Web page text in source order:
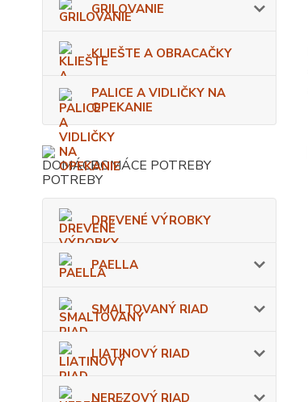
GRILOVANIE
KLIEŠTE A OBRACAČKY
PALICE A VIDLIČKY NA
OPEKANIE
DOMÁCE POTREBY
DREVENÉ VÝROBKY
PAELLA
SMALTOVANÝ RIAD
LIATINOVÝ RIAD
NEREZOVÝ RIAD